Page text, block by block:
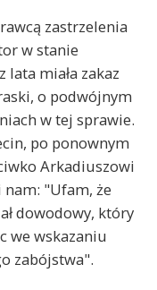
zastrzelenia
w stanie
lata miała zakaz
o podwójnym
w tej sprawie.
po ponownym
Arkadiuszowi
nam: "Ufam, że
dowodowy, który
we wskazaniu
zabójstwa".